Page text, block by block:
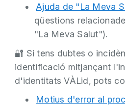
Ajuda de "La Meva
qüestions
"La Meva Salut").
🔐 Si tens dubtes o
identificació mitjançant
d'identitats VÀLid, pots
Motius d'error al